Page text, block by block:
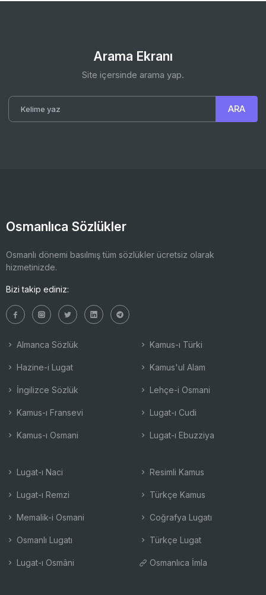
Arama Ekranı
Site içersinde arama yap.
Osmanlıca Sözlükler
Osmanlı dönemi basılmış tüm sözlükler ücretsiz olarak
hizmetinizde.
Bizi takip ediniz:
Almanca Sözlük
Hazine-i Lugat
İngilizce Sözlük
Kamus-ı Fransevi
Kamus-ı Osmani
Kamus-ı Türki
Kamus'ul Alam
Lehçe-i Osmani
Lugat-ı Cudi
Lugat-ı Ebuzziya
Lugat-ı Naci
Lugat-ı Remzi
Memalik-i Osmani
Osmanlı Lugatı
Lugat-ı Osmâni
Resimli Kamus
Türkçe Kamus
Coğrafya Lugatı
Türkçe Lugat
Osmanlıca İmla